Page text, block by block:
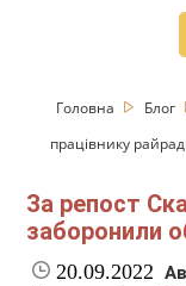
Головна Блог
працівнику
За репост
заборонили
20.09.2022